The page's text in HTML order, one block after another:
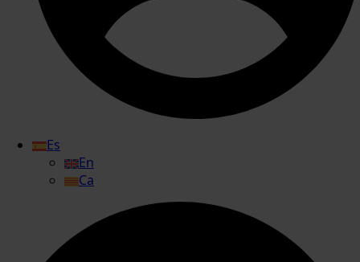
Es
En
Ca